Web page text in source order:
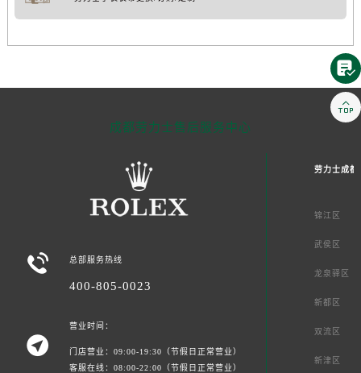
成都劳力士售后服务中心
 总部服务热线
400-805-0023

营业时间：
门店营业：09:00-19:30（节假日正常营业）
客服在线：08:00-22:00（节假日正常营业）
劳力士成都
锦江区
武侯区
龙泉驿区
新都区
双流区
新津区

